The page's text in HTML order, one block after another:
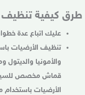
طرق كيفية تنظيف
عليك اتباع عدة
تنظيف الأرضيات
والأمونيا
قماش مخصص
الأرضيات باستخدام